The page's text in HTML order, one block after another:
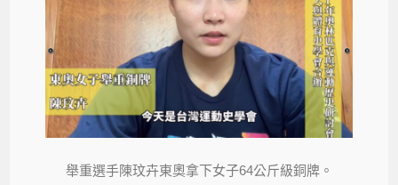
舉重選手陳玟卉東奧拿下女子64公斤級銅牌。